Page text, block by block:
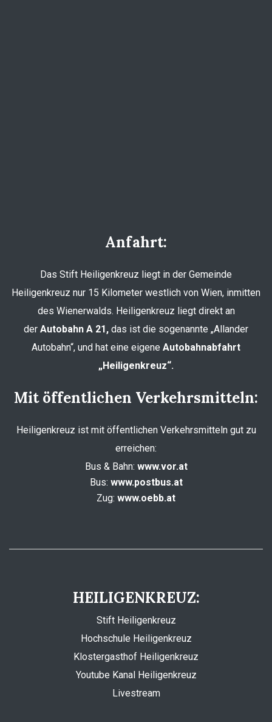
Anfahrt:
Das Stift Heiligenkreuz liegt in der Gemeinde
Heiligenkreuz nur 15 Kilometer westlich von Wien, inmitten
des Wienerwalds. Heiligenkreuz liegt direkt an
der Autobahn A 21, das ist die sogenannte „Allander
Autobahn“, und hat eine eigene Autobahnabfahrt
„Heiligenkreuz“.
Mit öffentlichen Verkehrsmitteln:
Heiligenkreuz ist mit öffentlichen Verkehrsmitteln gut zu
erreichen:
Bus & Bahn: www.vor.at
Bus: www.postbus.at
Zug: www.oebb.at
HEILIGENKREUZ:
Stift Heiligenkreuz
Hochschule Heiligenkreuz
Klostergasthof Heiligenkreuz
Youtube Kanal Heiligenkreuz
Livestream